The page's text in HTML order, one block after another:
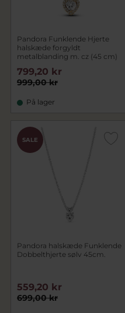
Pandora Funklende Hjerte
halskæde forgyldt
metalblanding m. cz (45 cm)
999,00 kr
799,20 kr
På lager
SALE
Pandora halskæde Funklende
Dobbelthjerte sølv 45cm.
699,00 kr
559,20 kr